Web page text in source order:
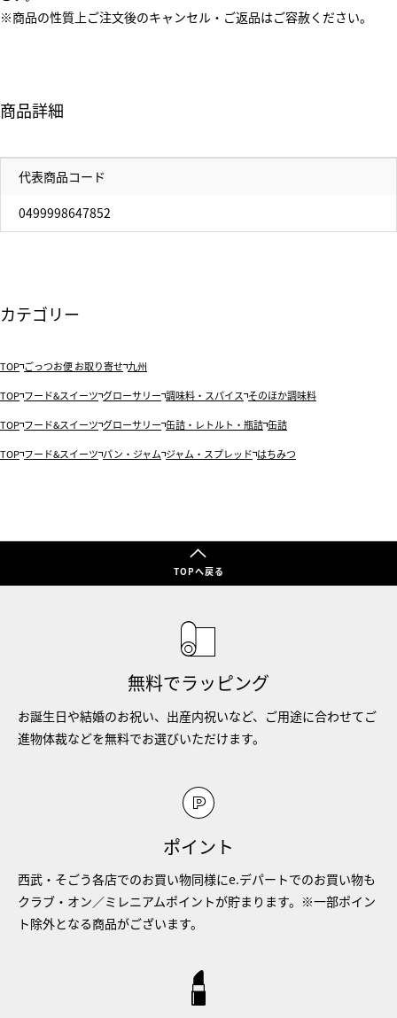
※商品の性質上ご注文後のキャンセル・ご返品はご容赦ください。
商品詳細
代表商品コード
0499998647852
カテゴリー
TOP ごっつお便 お取り寄せ 九州
TOP フード&スイーツ グローサリー 調味料・スパイス そのほか調味料
TOP フード&スイーツ グローサリー 缶詰・レトルト・瓶詰 缶詰
TOP フード&スイーツ パン・ジャム ジャム・スプレッド はちみつ
TOPへ戻る
無料でラッピング
お誕生日や結婚のお祝い、出産内祝いなど、ご用途に合わせてご
進物体裁などを無料でお選びいただけます。
ポイント
西武・そごう各店でのお買い物同様にe.デパートでのお買い物も
クラブ・オン／ミレニアムポイントが貯まります。※一部ポイン
ト除外となる商品がございます。